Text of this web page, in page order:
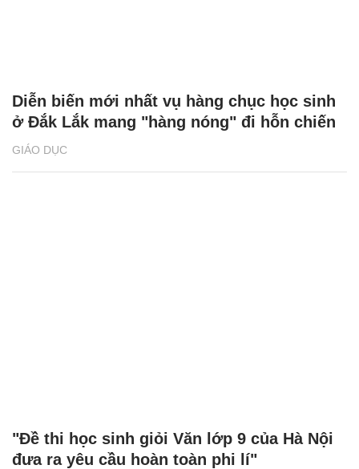
GIÁO DỤC
Diễn biến mới nhất vụ hàng chục học sinh
ở Đắk Lắk mang "hàng nóng" đi hỗn chiến
"Đề thi học sinh giỏi Văn lớp 9 của Hà Nội
đưa ra yêu cầu hoàn toàn phi lí"